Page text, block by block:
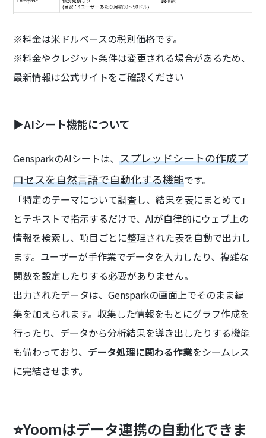
※料金は米ドルベースの税別価格です。
※料金やクレジット条件は変更される場合があるため、
最新情報は公式サイトをご確認ください
▶AIシート機能について
GensparkのAIシートは、スプレッドシートの作成プ
ロセスを自然言語で自動化する機能です。
「特定のテーマについて調査し、結果を表にまとめて」
とテキストで指示するだけで、AIが自律的にウェブ上の
情報を検索し、項目ごとに整理された表を自動で出力し
ます。ユーザーが手作業でデータを入力したり、複雑な
関数を設定したりする必要がありません。
出力されたデータは、Gensparkの画面上でそのまま編
集を加えられます。収集した情報をもとにグラフ作成を
行ったり、データから分析結果を導き出したりする機能
も備わっており、 データ処理に関わる作業をシームレス
に完結させます。
⭐Yoomはデータ連携の自動化できま